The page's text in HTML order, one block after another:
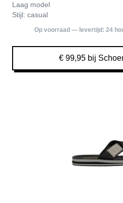
Laag model
Stijl: casual
Op voorraad — levertijd: 24
€ 99,95 bij